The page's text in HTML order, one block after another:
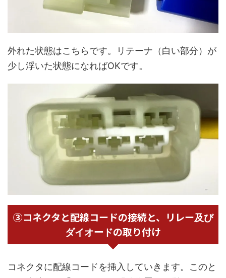
外れた状態はこちらです。リテーナ（白い部分）が
少し浮いた状態になればOKです。
③コネクタと配線コードの接続と、リレー及び
ダイオードの取り付け
コネクタに配線コードを挿入していきます。このと